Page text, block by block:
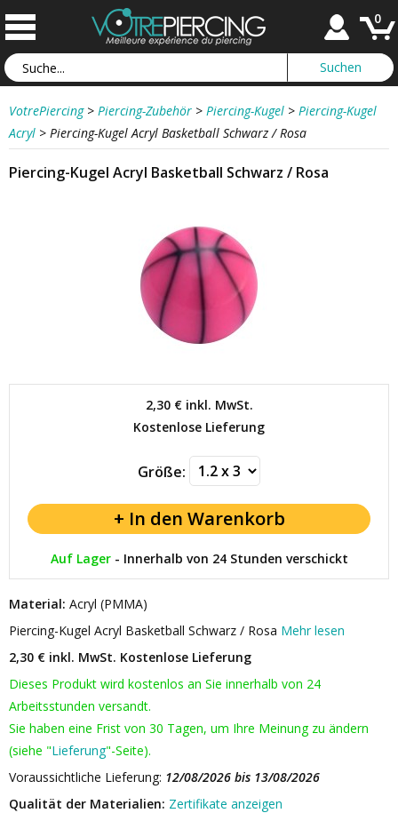
0
VotrePiercing > Piercing-Zubehör > Piercing-Kugel > Piercing-Kugel
Acryl > Piercing-Kugel Acryl Basketball Schwarz / Rosa
Piercing-Kugel Acryl Basketball Schwarz / Rosa
2,30 €inkl. MwSt.
Kostenlose Lieferung
Größe:
Auf Lager- Innerhalb von 24 Stunden verschickt
Material: Acryl (PMMA)
Piercing-Kugel Acryl Basketball Schwarz / Rosa Mehr lesen
2,30 € inkl. MwSt. Kostenlose Lieferung
Dieses Produkt wird kostenlos an Sie innerhalb von 24
Arbeitsstunden versandt.
Sie haben eine Frist von 30 Tagen, um Ihre Meinung zu ändern
(siehe "Lieferung"-Seite).
Voraussichtliche Lieferung: 12/08/2026 bis 13/08/2026
Qualität der Materialien: Zertifikate anzeigen